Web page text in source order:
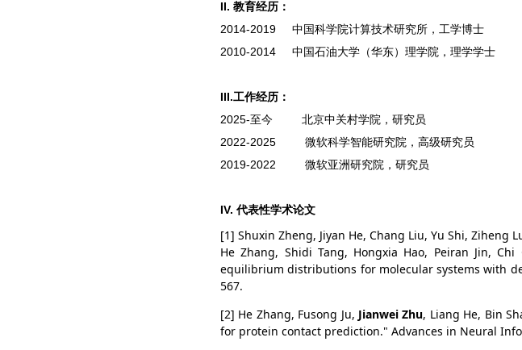
II. 教育经历：
2014-2019 中国科学院计算技术研究所，工学博士
2010-2014 中国石油大学（华东）理学院，理学学士
III.工作经历：
2025-至今
北京中关村学院，研究员
2022-2025 微软科学智能研究院，高级研究员
2019-2022 微软亚洲研究院，研究员
IV. 代表性学术论文
[1] Shuxin Zheng, Jiyan He, Chang Liu, Yu Shi, Ziheng
He Zhang, Shidi Tang, Hongxia Hao, Peiran Jin,
equilibrium distributions for molecular systems with
567.
[2] He Zhang, Fusong Ju, Jianwei Zhu, Liang He, Bin
for protein contact prediction." Advances in Neural